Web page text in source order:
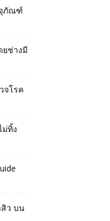
ภัณฑ์
ช่างมี
จโรค
ทิ้ง
ว บน